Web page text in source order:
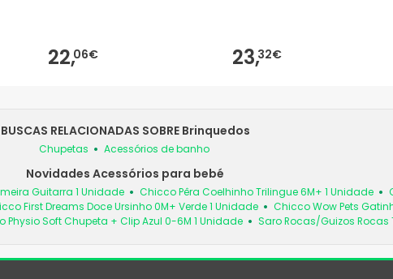
22,06€ 23,32€
BUSCAS RELACIONADAS SOBRE Brinquedos
Chupetas Acessórios de banho
Novidades Acessórios para bebé
Guitarra 1 Unidade Chicco Pêra Coelhinho Trilingue 6M+ 1 Unidade
First Dreams Doce Ursinho 0M+ Verde 1 Unidade
Chicco Wow Pets
Physio Soft Chupeta + Clip Azul 0-6M 1 Unidade Saro Rocas/Guizos Rocas